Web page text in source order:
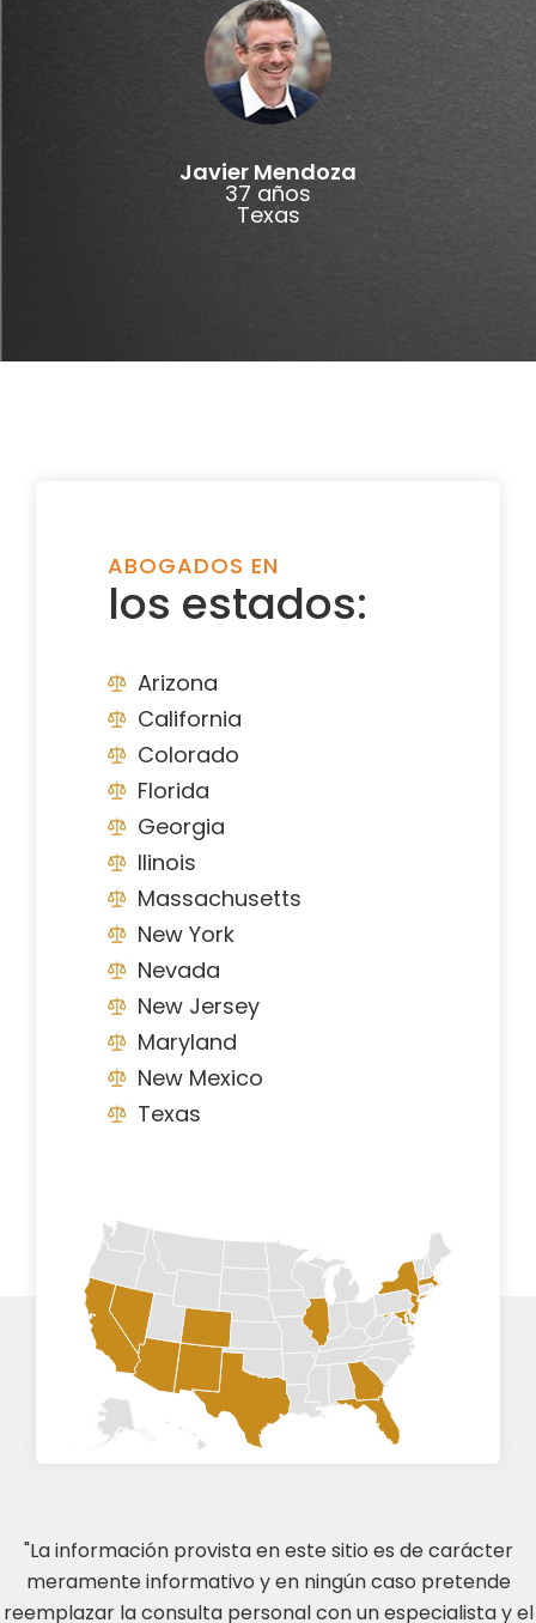
Javier Mendoza
37 años
Texas
ABOGADOS EN
los estados:
Arizona
California
Colorado
Florida
Georgia
Ilinois
Massachusetts
New York
Nevada
New Jersey
Maryland
New Mexico
Texas
"La información provista en este sitio es de carácter
meramente informativo y en ningún caso pretende
reemplazar la consulta personal con un especialista y el